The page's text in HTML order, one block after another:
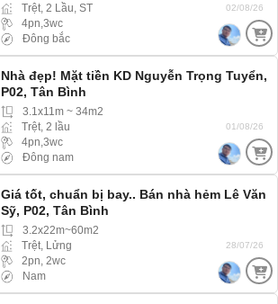
Trệt, 2 Lầu, ST
4pn,3wc
Đông bắc
02/08/26
Nhà đẹp! Mặt tiền KD Nguyễn Trọng Tuyển,
P02, Tân Bình
3.1x11m ~ 34m2
Trệt, 2 lầu
4pn,3wc
Đông nam
01/08/26
Giá tốt, chuẩn bị bay.. Bán nhà hẻm Lê Văn
Sỹ, P02, Tân Bình
3.2x22m~60m2
Trệt, Lửng
2pn, 2wc
Nam
28/07/26